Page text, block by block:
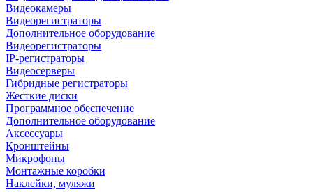
Видеокамеры
Видеорегистраторы
Дополнительное оборудование
Видеорегистраторы
IP-регистраторы
Видеосерверы
Гибридные регистраторы
Жесткие диски
Программное обеспечение
Дополнительное оборудование
Аксессуары
Кронштейны
Микрофоны
Монтажные коробки
Наклейки, муляжи